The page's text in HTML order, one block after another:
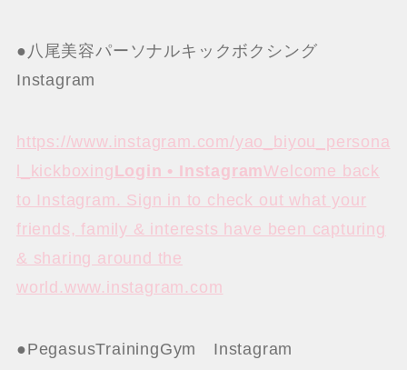
●八尾美容パーソナルキックボクシング
Instagram
https://www.instagram.com/yao_biyou_persona
l_kickboxingLogin • InstagramWelcome back
to Instagram. Sign in to check out what your
friends, family & interests have been capturing
& sharing around the
world.www.instagram.com
●PegasusTrainingGym Instagram